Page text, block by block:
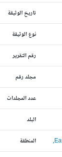
تاريخ الوثيقة
نوع الوثيقة
رقم التقرير
مجلد رقم
عدد المجلدات
البلد
المنطقة